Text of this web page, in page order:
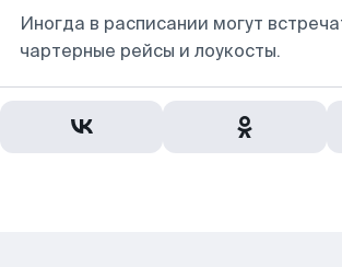
Иногда в расписании могут
чартерные рейсы и лоукосты.